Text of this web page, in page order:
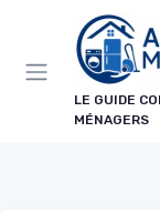
LE GUIDE
MÉNAGERS
Panneau de